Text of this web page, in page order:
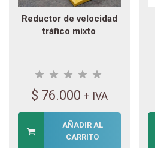
Reductor de velocidad
tráfico mixto
$ 76.000 + IVA
AÑADIR AL
CARRITO